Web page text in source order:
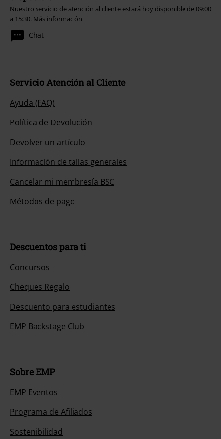
Nuestro servicio de atención al cliente estará hoy disponible de 09:00
a 15:30. Más información
Chat
Servicio Atención al Cliente
Ayuda (FAQ)
Política de Devolución
Devolver un artículo
Información de tallas generales
Cancelar mi membresía BSC
Métodos de pago
Descuentos para ti
Concursos
Cheques Regalo
Descuento para estudiantes
EMP Backstage Club
Sobre EMP
EMP Eventos
Programa de Afiliados
Sostenibilidad